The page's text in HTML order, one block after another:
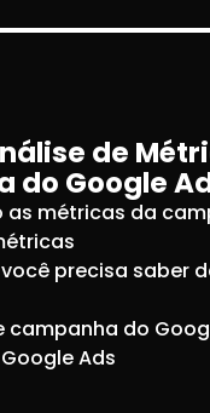
de
do Google
as métricas da
precisa saber
campanha do
Ads